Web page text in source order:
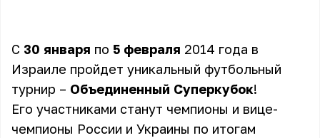
С 30 января по 5 февраля 2014 года в
Израиле пройдет уникальный футбольный
турнир – Объединенный Суперкубок!
Его участниками станут чемпионы и вице-
чемпионы России и Украины по итогам